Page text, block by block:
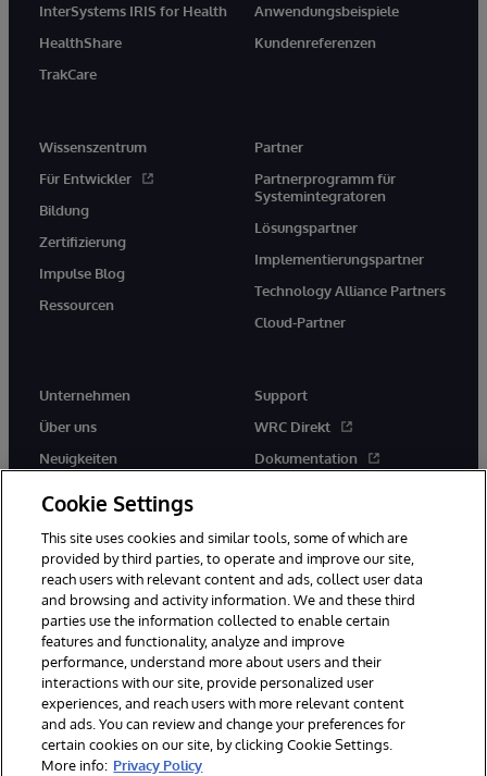
InterSystems IRIS for Health
HealthShare
TrakCare
Anwendungsbeispiele
Kundenreferenzen
Wissenszentrum
Für Entwickler
Bildung
Zertifizierung
Impulse Blog
Ressourcen
Partner
Partnerprogramm für
Systemintegratoren
Lösungspartner
Implementierungspartner
Technology Alliance Partners
Cloud-Partner
Unternehmen
Über uns
Neuigkeiten
Support
WRC Direkt
Dokumentation
© 1996-2026 InterSystems Corporation, Boston, MA. Alle Rechte
vorbehalten.
Mitteilungen/Geschäftsbedingungen
Geld-zurück-Garantie
Impressum Barrierefreiheit
Cookie Settings
This site uses cookies and similar tools, some of which are
provided by third parties, to operate and improve our site,
reach users with relevant content and ads, collect user data
and browsing and activity information. We and these third
parties use the information collected to enable certain
features and functionality, analyze and improve
performance, understand more about users and their
interactions with our site, provide personalized user
experiences, and reach users with more relevant content
and ads. You can review and change your preferences for
certain cookies on our site, by clicking Cookie Settings.
More info: Privacy Policy